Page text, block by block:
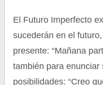
El Futuro Imperfecto
sucederán en el
presente: “Mañana
también para enunciar
posibilidades: “Creo